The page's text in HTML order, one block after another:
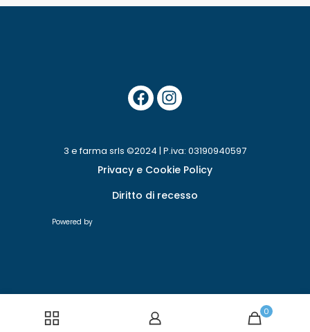
3 e farma srls ©2024 | P.iva: 03190940597
Privacy e Cookie Policy
Diritto di recesso
Powered by
0